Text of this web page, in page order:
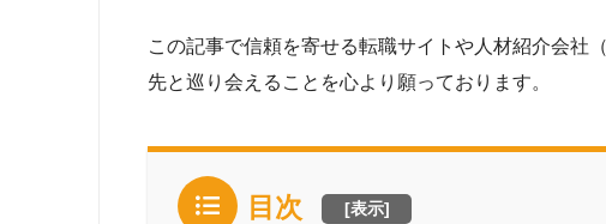
この記事で信頼を寄せる転職サイトや人材紹介会社
先と巡り会えることを心より願っております。
目次 [表示]